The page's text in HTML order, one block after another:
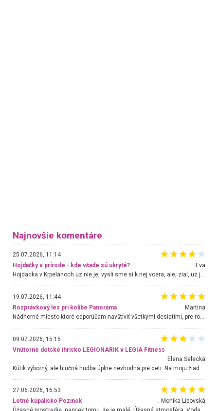
Najnovšie komentáre
25.07.2026, 11:14
Hojdačky v prírode - kde všade sú ukryté?
Eva
Hojdacka v Krpelanoch uz nie je, vysli sme si k nej vcera, ale, zial, uz je znicena. Ak sem planujete cestu len kvoli hojdacke, mozete si ju usetrit. Krasny vyhlad je tu vsak aj bez hojdacky :-)
19.07.2026, 11:44
Rozprávkový les pri kolibe Panoráma
Martina
Nádherné miesto ktoré odporúčam navštíviť všetkými desiatimi, pre rodiny s deťmi, dôchodcom... Proste a jednoducho ozaj rozprávkový les.. určite ešte prídeme. Odniesli sme si na pamiatku krásne tričká,
09.07.2026, 15:15
Vnútorné detské ihrisko LEGIONARIK v LEGIA Fitness
Elena Selecká
27.06.2026, 16:53
Letné kúpalisko Pezinok
. Monika Lipovská